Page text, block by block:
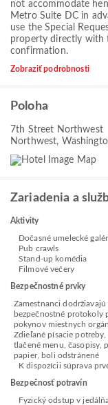
not accommodate
Metro Suite DC in
use the Special
property directly with
confirmation.
Zobraziť podrobnosti
Poloha
7th Street Northwest
Northwest,
Zariadenia a
Aktivity
Dočasné umelecké
Pub crawls
Stand-up komédia
Filmové večery
Bezpečnostné prvky
Zamestnanci dodržiavajú
bezpečnostné protokoly
pokynov miestnych
Zdieľané písacie potreby,
tlačené menu, časopisy,
papier, boli odstránené
K dispozícii súprava
Bezpečnosť potravín
Fyzický odstup v